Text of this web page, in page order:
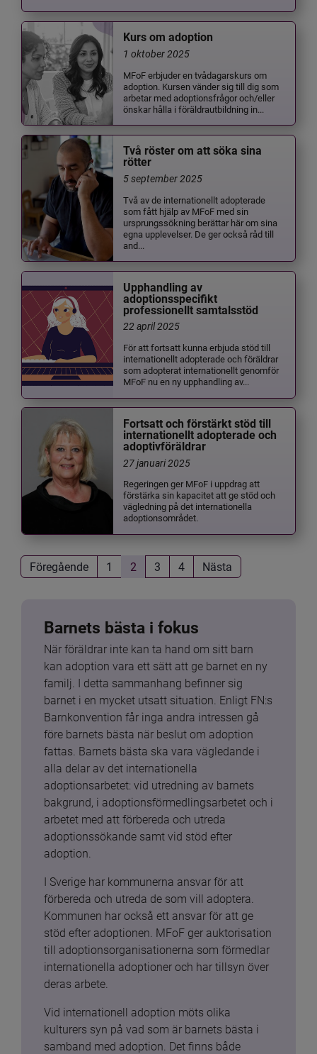
Kurs om adoption
1 oktober 2025
MFoF erbjuder en tvådagarskurs om
adoption. Kursen vänder sig till dig som
arbetar med adoptionsfrågor och/eller
önskar hålla i föräldrautbildning in...
Två röster om att söka sina
rötter
5 september 2025
Två av de internationellt adopterade
som fått hjälp av MFoF med sin
ursprungssökning berättar här om sina
egna upplevelser. De ger också råd till
and...
Upphandling av
adoptionsspecifikt
professionellt samtalsstöd
22 april 2025
För att fortsatt kunna erbjuda stöd till
internationellt adopterade och föräldrar
som adopterat internationellt genomför
MFoF nu en ny upphandling av...
Fortsatt och förstärkt stöd till
internationellt adopterade och
adoptivföräldrar
27 januari 2025
Regeringen ger MFoF i uppdrag att
förstärka sin kapacitet att ge stöd och
vägledning på det internationella
adoptionsområdet.
Föregående 1 2 3 4 Nästa
Barnets bästa i fokus
När föräldrar inte kan ta hand om sitt barn
kan adoption vara ett sätt att ge barnet en ny
familj. I detta sammanhang befinner sig
barnet i en mycket utsatt situation. Enligt FN:s
Barnkonvention får inga andra intressen gå
före barnets bästa när beslut om adoption
fattas. Barnets bästa ska vara vägledande i
alla delar av det internationella
adoptionsarbetet: vid utredning av barnets
bakgrund, i adoptionsförmedlingsarbetet och i
arbetet med att förbereda och utreda
adoptionssökande samt vid stöd efter
adoption.
I Sverige har kommunerna ansvar för att
förbereda och utreda de som vill adoptera.
Kommunen har också ett ansvar för att ge
stöd efter adoptionen. MFoF ger auktorisation
till adoptionsorganisationerna som förmedlar
internationella adoptioner och har tillsyn över
deras arbete.
Vid internationell adoption möts olika
kulturers syn på vad som är barnets bästa i
samband med adoption. Det finns både